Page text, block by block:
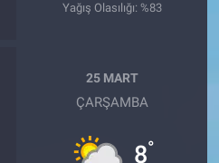
Yağış Olasılığı: %83
25 MART
ÇARŞAMBA
8°